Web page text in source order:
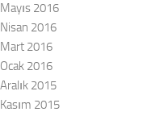
Mayıs 2016
Nisan 2016
Mart 2016
Ocak 2016
Aralık 2015
Kasım 2015